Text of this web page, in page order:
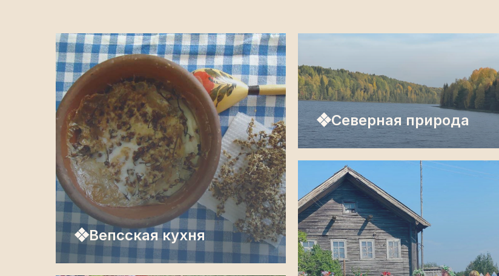
❖Вепсская кухня
❖Северная природа